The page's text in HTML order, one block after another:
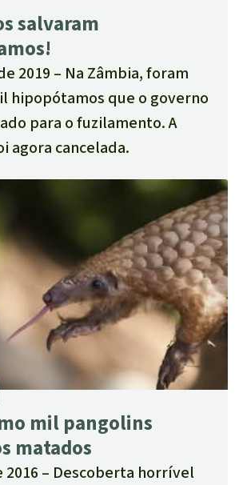
salvaram
2019
Na Zâmbia, foram
hipopótamos que o governo
para o fuzilamento. A
agora cancelada.
mil pangolins
matados
2016
Descoberta horrível